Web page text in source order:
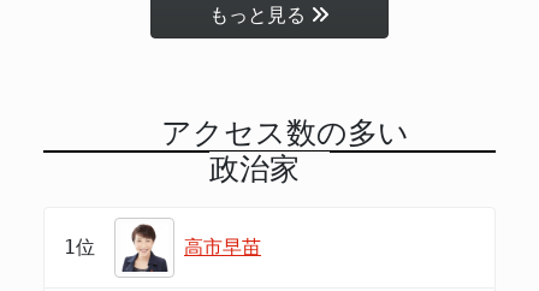
もっと見る
アクセス数の多い
政治家
1位 高市早苗